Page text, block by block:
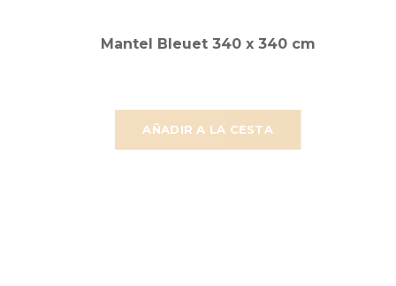
AÑADIR A LA CESTA
Mantel Bleuet 340 x 340 cm